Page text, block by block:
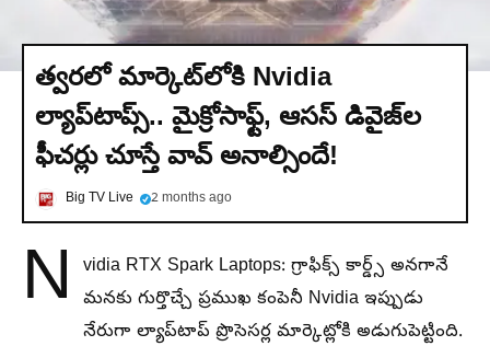
త్వరలో మార్కెట్‌లోకి Nvidia
ల్యాప్‌టాప్స్.. మైక్రోసాఫ్ట్, ఆసస్ డివైజ్‌ల
ఫీచర్లు చూస్తే వావ్ అనాల్సిందే!
Big TV Live 2 months ago
N
vidia RTX Spark Laptops: గ్రాఫిక్స్ కార్డ్స్ అనగానే
మనకు గుర్తొచ్చే ప్రముఖ కంపెనీ Nvidia ఇప్పుడు
నేరుగా ల్యాప్‌టాప్ ప్రొసెసర్ల మార్కెట్లోకి అడుగుపెట్టింది.